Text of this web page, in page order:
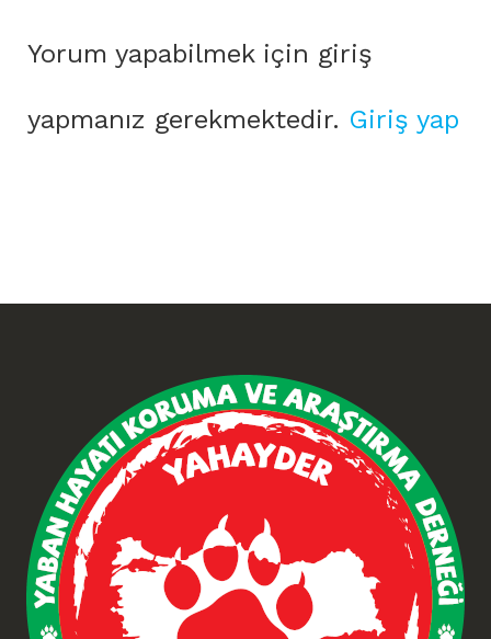
Yorum yapabilmek için giriş
yapmanız gerekmektedir. Giriş yap